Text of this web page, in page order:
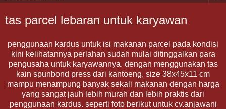
tas parcel lebaran untuk karyawan
penggunaan kardus untuk isi makanan parcel pada kondisi
kini kelihatannya perlahan sudah mulai ditinggalkan para
pengusaha untuk karyawannya. dengan menggunakan tas
kain spunbond press dari kantoeng, size 38x45x11 cm
mampu menampung banyak sekali makanan dengan harga
yang sangat jauh lebih murah dan lebih praktis dari
penggunaan kardus. seperti foto berikut untuk cv.anjawani